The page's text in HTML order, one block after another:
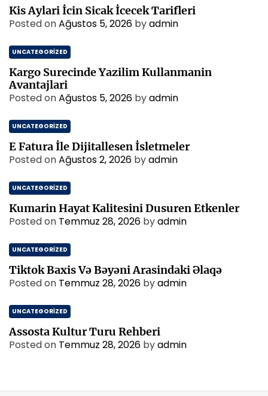
Kis Aylari İcin Sicak İcecek Tarifleri
Posted onAğustos 5, 2026 byadmin
UNCATEGORIZED
Kargo Surecinde Yazilim Kullanmanin
Avantajlari
Posted onAğustos 5, 2026 byadmin
UNCATEGORIZED
E Fatura İle Dijitallesen İsletmeler
Posted onAğustos 2, 2026 byadmin
UNCATEGORIZED
Kumarin Hayat Kalitesini Dusuren Etkenler
Posted on Temmuz 28, 2026 byadmin
UNCATEGORIZED
Tiktok Baxis Və Bəyəni Arasindaki Əlaqə
Posted on Temmuz 28, 2026 byadmin
UNCATEGORIZED
Assosta Kultur Turu Rehberi
Posted on Temmuz 28, 2026 byadmin